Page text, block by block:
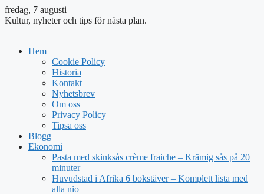
fredag, 7 augusti
Kultur, nyheter och tips för nästa plan.
Hem
Cookie Policy
Historia
Kontakt
Nyhetsbrev
Om oss
Privacy Policy
Tipsa oss
Blogg
Ekonomi
Pasta med skinksås crème fraiche – Krämig sås på 20
minuter
Huvudstad i Afrika 6 bokstäver – Komplett lista med
alla nio